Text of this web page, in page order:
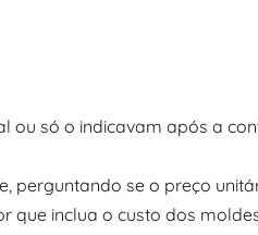
ou só o indicavam após a
perguntando se o preço
que inclua o custo dos